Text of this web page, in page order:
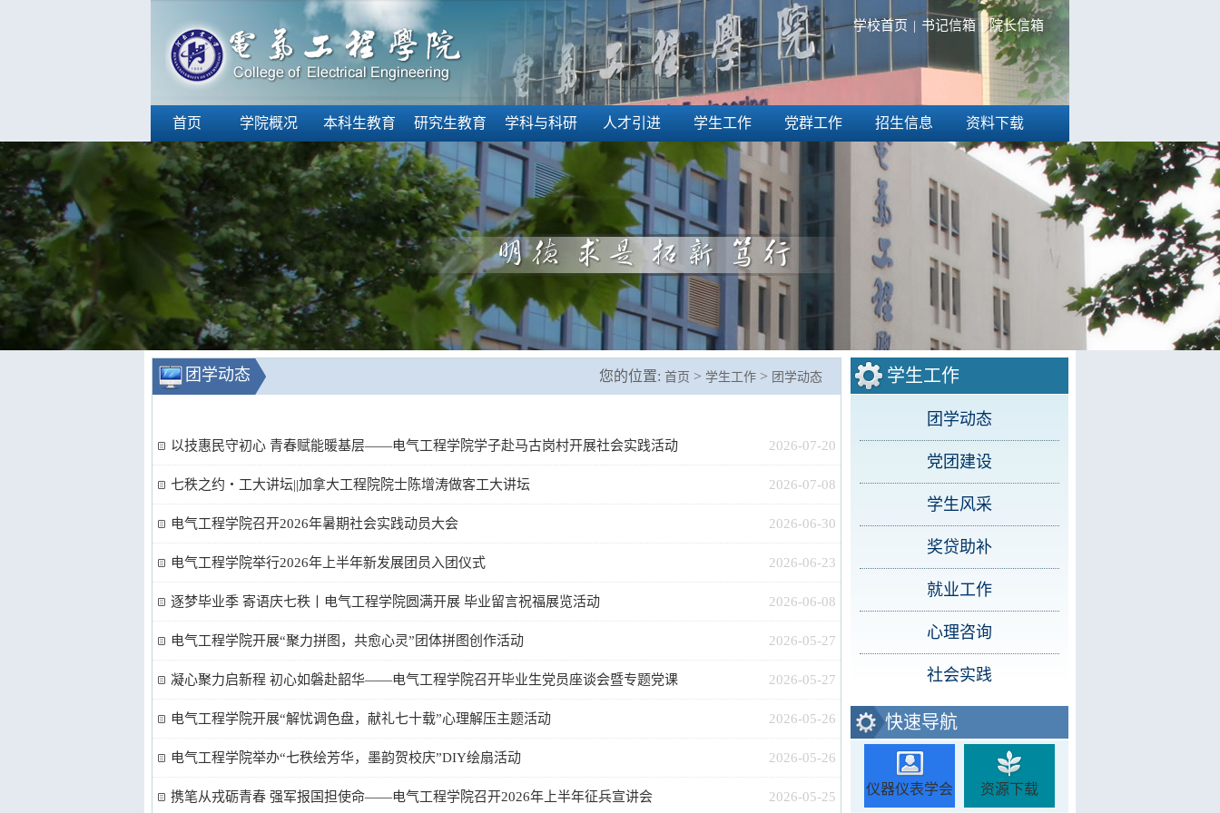
学校首页 | 书记信箱 | 院长信箱
首页 学院概况 本科生教育 研究生教育 学科与科研 人才引进 学生工作 党群工作 招生信息 资料下载
学生工作
团学动态
党团建设
学生风采
奖贷助补
就业工作
心理咨询
社会实践
快速导航
仪器仪表学会 资源下载
团学动态 您的位置: 首页 > 学生工作 > 团学动态
2026-07-20
以技惠民守初心 青春赋能暖基层——电气工程学院学子赴马古岗村开展社会实践活动
2026-07-08
七秩之约・工大讲坛||加拿大工程院院士陈增涛做客工大讲坛
2026-06-30
电气工程学院召开2026年暑期社会实践动员大会
2026-06-23
电气工程学院举行2026年上半年新发展团员入团仪式
2026-06-08
逐梦毕业季 寄语庆七秩丨电气工程学院圆满开展 毕业留言祝福展览活动
2026-05-27
电气工程学院开展“聚力拼图，共愈心灵”团体拼图创作活动
2026-05-27
凝心聚力启新程 初心如磐赴韶华——电气工程学院召开毕业生党员座谈会暨专题党课
2026-05-26
电气工程学院开展“解忧调色盘，献礼七十载”心理解压主题活动
2026-05-26
电气工程学院举办“七秩绘芳华，墨韵贺校庆”DIY绘扇活动
2026-05-25
携笔从戎砺青春 强军报国担使命——电气工程学院召开2026年上半年征兵宣讲会